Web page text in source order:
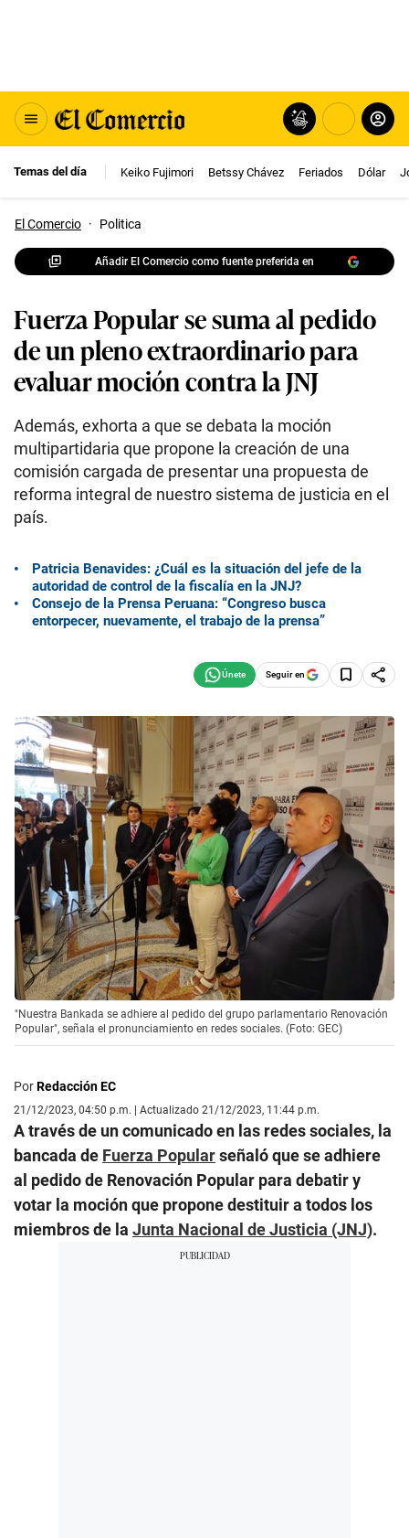
Temas del día Keiko Fujimori Betssy Chávez Feriados Dólar
El Comercio · Politica
Añadir El Comercio como fuente preferida en
Fuerza Popular se suma al pedido
de un pleno extraordinario para
evaluar moción contra la JNJ
Además, exhorta a que se debata la moción
multipartidaria que propone la creación de una
comisión cargada de presentar una propuesta de
reforma integral de nuestro sistema de justicia en el
país.
Patricia Benavides: ¿Cuál es la situación del jefe de la
autoridad de control de la fiscalía en la JNJ?
Consejo de la Prensa Peruana: “Congreso busca
entorpecer, nuevamente, el trabajo de la prensa”
Seguir en
"Nuestra Bankada se adhiere al pedido del grupo parlamentario Renovación
Popular", señala el pronunciamiento en redes sociales. (Foto: GEC)
PorRedacción EC
21/12/2023, 04:50 p.m. | Actualizado 21/12/2023, 11:44 p.m.
A través de un comunicado en las redes sociales, la
bancada de Fuerza Popularseñaló que se adhiere
al pedido de Renovación Popular para debatir y
votar la moción que propone destituir a todos los
miembros de la Junta Nacional de Justicia (JNJ).